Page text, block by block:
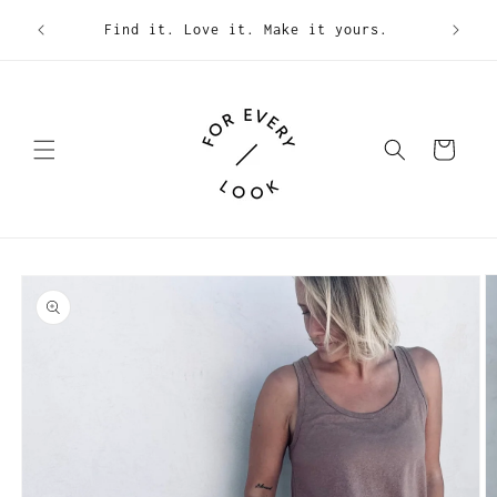
content
Find it. Love it. Make it yours.
Cart
product
information